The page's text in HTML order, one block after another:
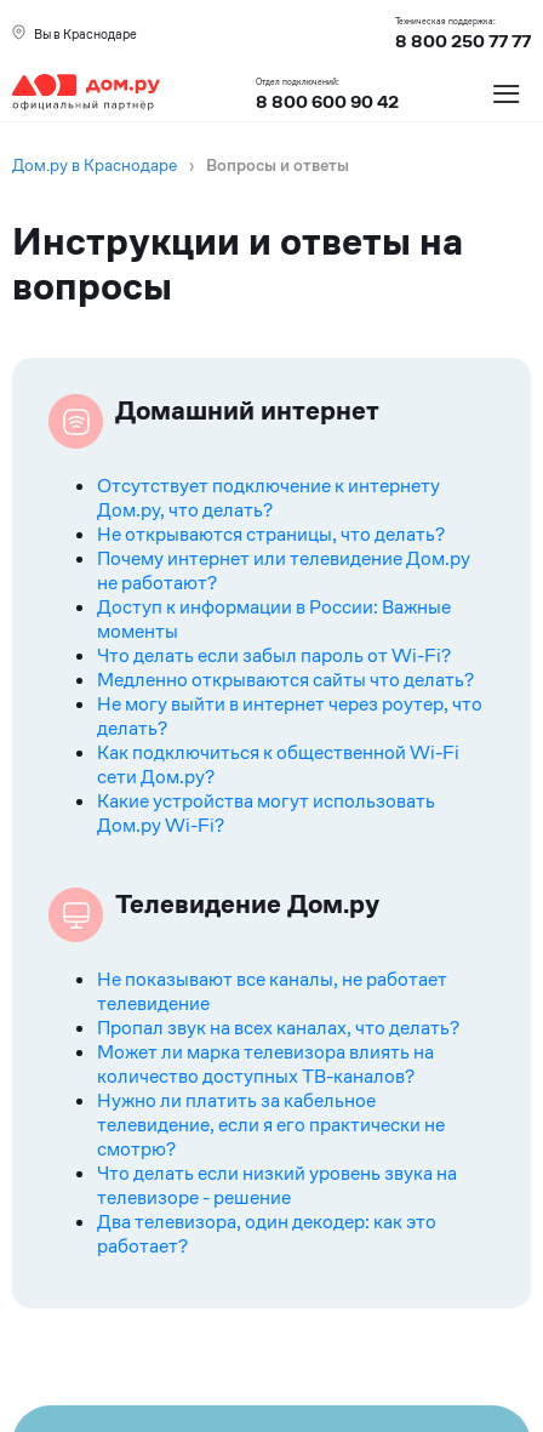
Вы в Краснодаре
Техническая поддержка:
8 800 250 77 77
Отдел подключений:
8 800 600 90 42 ≡
Дом.ру в Краснодаре › Вопросы и ответы
Инструкции и ответы на
вопросы
Вопросы
Домашний интернет
Отсутствует подключение к интернету
Дом.ру, что делать?
Не открываются страницы, что делать?
Почему интернет или телевидение Дом.ру
не работают?
Доступ к информации в России: Важные
моменты
Что делать если забыл пароль от Wi-Fi?
Медленно открываются сайты что делать?
Не могу выйти в интернет через роутер, что
делать?
Как подключиться к общественной Wi-Fi
сети Дом.ру?
Какие устройства могут использовать
Дом.ру Wi-Fi?
Телевидение Дом.ру
Не показывают все каналы, не работает
телевидение
Пропал звук на всех каналах, что делать?
Может ли марка телевизора влиять на
количество доступных ТВ-каналов?
Нужно ли платить за кабельное
телевидение, если я его практически не
смотрю?
Что делать если низкий уровень звука на
телевизоре - решение
Два телевизора, один декодер: как это
работает?